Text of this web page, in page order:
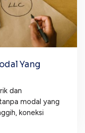
Yang
dan
modal yang
koneksi